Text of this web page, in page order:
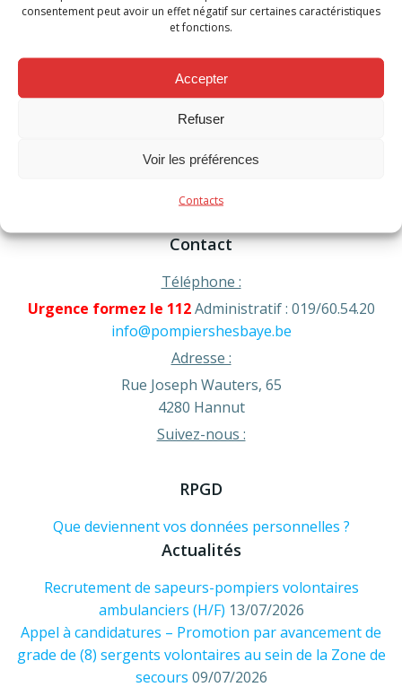
consentement peut avoir un effet négatif sur certaines caractéristiques
et fonctions.
Accepter
Refuser
Voir les préférences
Contacts
Tags: No Tag
navigation
Post
navigation
Comments are closed
Contact
Téléphone :
Urgence formez le 112Administratif : 019/60.54.20
info@pompiershesbaye.be
Adresse :
Rue Joseph Wauters, 65
4280 Hannut
Suivez-nous :
RPGD
Que deviennent vos données personnelles ?
Actualités
Recrutement de sapeurs-pompiers volontaires
ambulanciers (H/F) 13/07/2026
Appel à candidatures – Promotion par avancement de
grade de (8) sergents volontaires au sein de la Zone de
secours 09/07/2026